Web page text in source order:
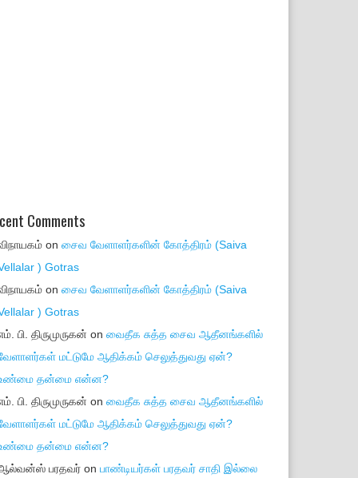
Comments
on சைவ வேளாளர்களின் கோத்திரம் (Saiva
) Gotras
on சைவ வேளாளர்களின் கோத்திரம் (Saiva
) Gotras
பி. திருமுருகன் on வைதீக சுத்த சைவ ஆதீனங்களில்
மட்டுமே ஆதிக்கம் செலுத்துவது ஏன்?
தன்மை என்ன?
பி. திருமுருகன் on வைதீக சுத்த சைவ ஆதீனங்களில்
மட்டுமே ஆதிக்கம் செலுத்துவது ஏன்?
தன்மை என்ன?
பரதவர் on பாண்டியர்கள் பரதவர் சாதி இல்லை